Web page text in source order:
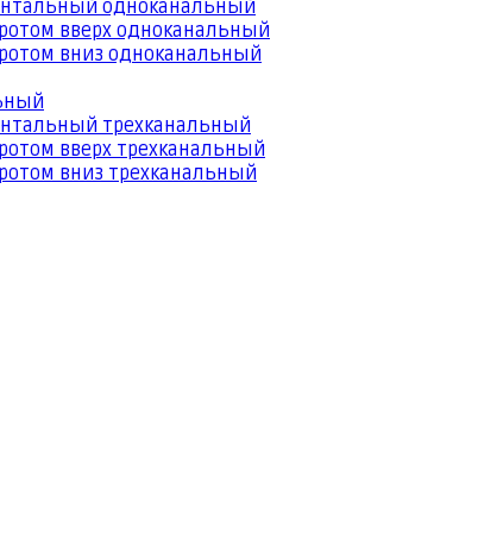
одноканальный
вверх одноканальный
вниз одноканальный
трехканальный
вверх трехканальный
вниз трехканальный